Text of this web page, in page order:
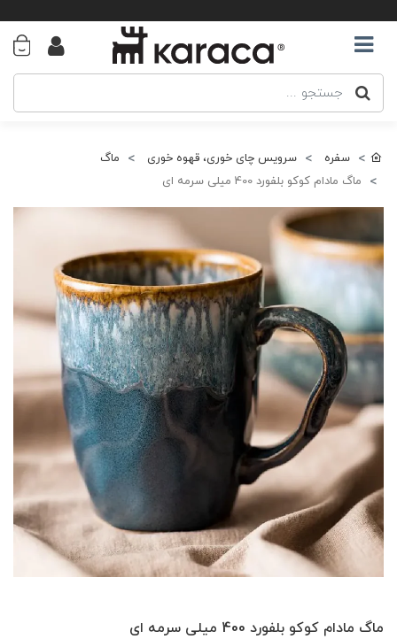
سفره سرویس چای خوری، قهوه خوری
ماگ
ماگ مادام کوکو بلفورد 400 میلی سرمه ای
ماگ مادام کوکو بلفورد 400 میلی سرمه ای